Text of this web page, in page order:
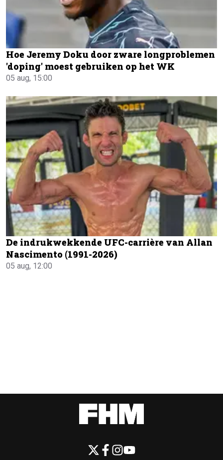
Hoe Jeremy Doku door zware longproblemen
'doping' moest gebruiken op het WK
05 aug, 15:00
De indrukwekkende UFC-carrière van Allan
Nascimento (1991-2026)
05 aug, 12:00